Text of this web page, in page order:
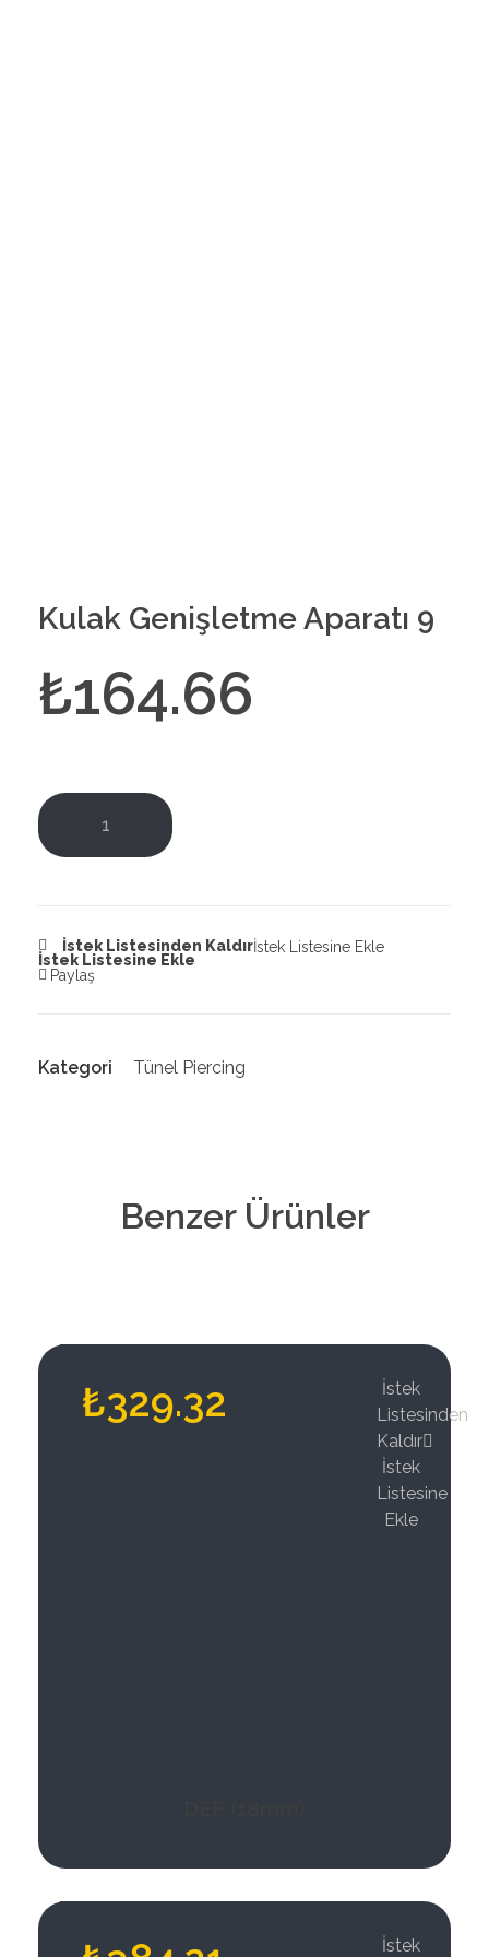
Kulak Genişletme Aparatı 9
₺164.66
İstek Listesine Ekle
İstek Listesinden Kaldır
İstek Listesine Ekle
Paylaş
Kategori Tünel Piercing
Benzer Ürünler
₺329.32
İstek
Listesinden
Kaldır
İstek
Listesine
Ekle
İstek